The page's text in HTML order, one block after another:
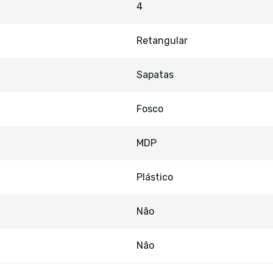
4
Retangular
Sapatas
Fosco
MDP
Plástico
Não
Não